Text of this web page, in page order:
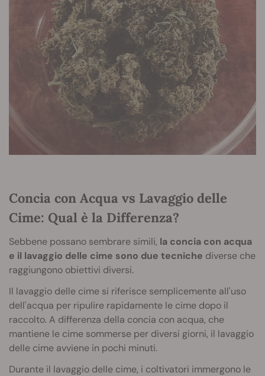
Concia con Acqua vs Lavaggio delle
Cime: Qual è la Differenza?
Sebbene possano sembrare simili, la concia con acqua
e il lavaggio delle cime sono due tecniche diverse che
raggiungono obiettivi diversi.
Il lavaggio delle cime si riferisce semplicemente all'uso
dell'acqua per ripulire rapidamente le cime dopo il
raccolto. A differenza della concia con acqua, che
mantiene le cime sommerse per diversi giorni, il lavaggio
delle cime avviene in pochi minuti.
Durante il lavaggio delle cime, i coltivatori immergono le